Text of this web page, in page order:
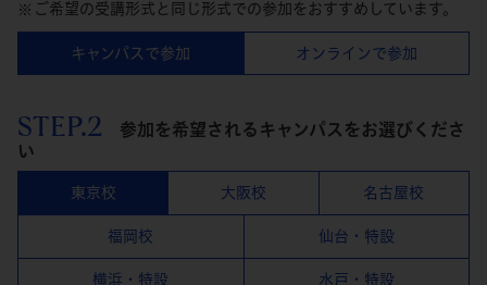
ご希望の受講形式と同じ形式での参加をおすすめしています。
キャンパスで参加 オンラインで参加
STEP.2
参加を希望されるキャンパスをお選びくださ
い
東京校 大阪校 名古屋校
福岡校 仙台・特設
横浜・特設 水戸・特設